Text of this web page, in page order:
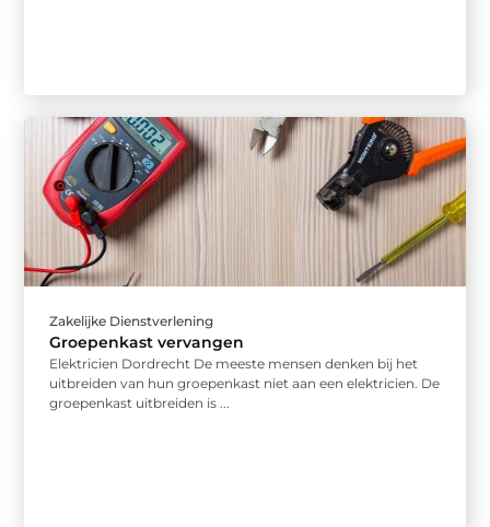
Zakelijke Dienstverlening
Groepenkast vervangen
Elektricien Dordrecht De meeste mensen denken bij het
uitbreiden van hun groepenkast niet aan een elektricien. De
groepenkast uitbreiden is ...